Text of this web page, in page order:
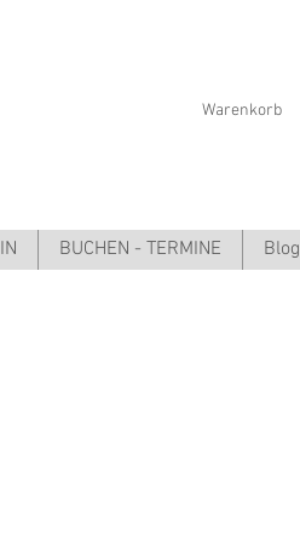
Warenkorb
BUCHEN - TERMINE Blog